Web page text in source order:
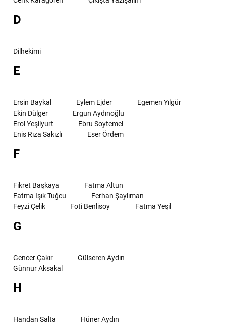
D
Dilhekimi
E
Ersin Baykal Eylem Ejder
Egemen Yılgür
Ekin Dülger
Ergun Aydınoğlu
Erol Yeşilyurt
Ebru Soytemel
Enis Rıza Sakızlı
Eser Ördem
F
Fikret Başkaya
Fatma Altun
Fatma Işık Tuğcu
Ferhan Şaylıman
Feyzi Çelik
Foti Benlisoy Fatma Yeşil
G
Gencer Çakır
Gülseren Aydın
Günnur Aksakal
H
Handan Salta
Hüner Aydın